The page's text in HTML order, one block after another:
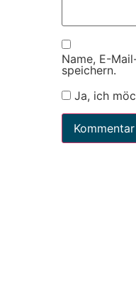
Name, E-
speichern.
Ja, ich